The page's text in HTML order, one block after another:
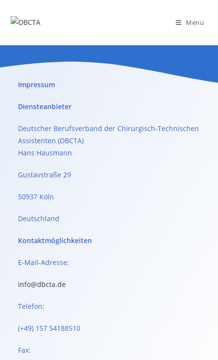
Menü
Impressum
Diensteanbieter
Deutscher Berufsverband der Chirurgisch-Technischen
Assistenten (DBCTA)
Hans Hausmann
Gustavstraße 29
50937 Köln
Deutschland
Kontaktmöglichkeiten
E-Mail-Adresse:
info@dbcta.de
Telefon:
(+49) 157 54188510
Fax: